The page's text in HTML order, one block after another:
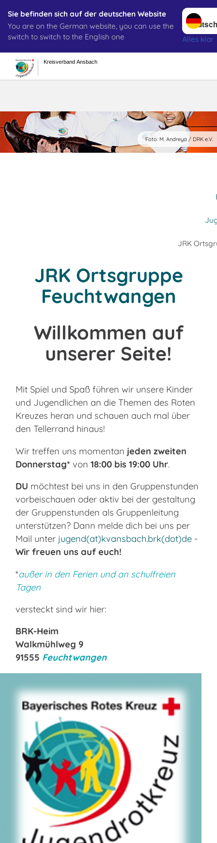
Sie befinden sich auf der deutschen Website
You are on the German website, you can use the
switch to switch to the English one
Sprache
Alles klar
Kreisverband Ansbach
Foto: M. Andreya / DRK e.V.
JRK
JRK Ortsgruppe
Feuchtwangen
Willkommen auf
unserer Seite!
Mit Spiel und Spaß führen wir unsere Kinder
und Jugendlichen an die Themen des Roten
Kreuzes heran und schauen auch mal über
den Tellerrand hinaus!
Wir treffen uns momentan jeden zweiten
Donnerstag* von 18:00 bis 19:00 Uhr.
DU möchtest bei uns in den Gruppenstunden
vorbeischauen oder aktiv bei der gestaltung
der Gruppenstunden als Gruppenleitung
unterstützen? Dann melde dich bei uns per
Mail unter jugend(at)kvansbach.brk(dot)de -
Wir freuen uns auf euch!
*außer in den Ferien und an schulfreien
Tagen
versteckt sind wir hier:
BRK-Heim
Walkmühlweg 9
91555 Feuchtwangen